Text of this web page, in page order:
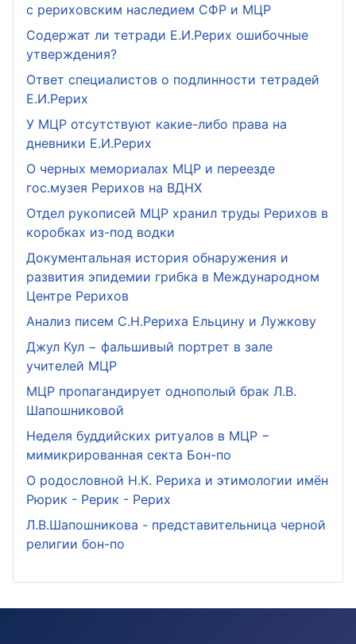
с рериховским наследием СФР и МЦР
Содержат ли тетради Е.И.Рерих ошибочные
утверждения?
Ответ специалистов о подлинности тетрадей
Е.И.Рерих
У МЦР отсутствуют какие-либо права на
дневники Е.И.Рерих
О черных мемориалах МЦР и переезде
гос.музея Рерихов на ВДНХ
Отдел рукописей МЦР хранил труды Рерихов в
коробках из-под водки
Документальная история обнаружения и
развития эпидемии грибка в Международном
Центре Рерихов
Анализ писем С.Н.Рериха Ельцину и Лужкову
Джул Кул − фальшивый портрет в зале
учителей МЦР
МЦР пропагандирует однополый брак Л.В.
Шапошниковой
Неделя буддийских ритуалов в МЦР −
мимикрированная секта Бон-по
О родословной Н.К. Рериха и этимологии имён
Рюрик - Рерик - Рерих
Л.В.Шапошникова - представительница черной
религии бон-по